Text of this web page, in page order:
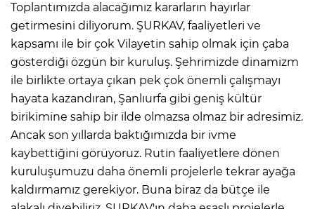
Toplantımızda alacağımız kararların hayırlar
getirmesini diliyorum. ŞURKAV, faaliyetleri ve
kapsamı ile bir çok Vilayetin sahip olmak için çaba
gösterdiği özgün bir kuruluş. Şehrimizde dinamizm
ile birlikte ortaya çıkan pek çok önemli çalışmayı
hayata kazandıran, Şanlıurfa gibi geniş kültür
birikimine sahip bir ilde olmazsa olmaz bir adresimiz.
Ancak son yıllarda baktığımızda bir ivme
kaybettiğini görüyoruz. Rutin faaliyetlere dönen
kuruluşumuzu daha önemli projelerle tekrar ayağa
kaldırmamız gerekiyor. Buna biraz da bütçe ile